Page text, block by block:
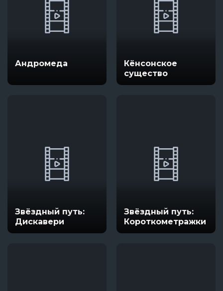
Андромеда
Кёнсонское
существо
Звёздный путь:
Дискавери
Звёздный путь:
Короткометражки